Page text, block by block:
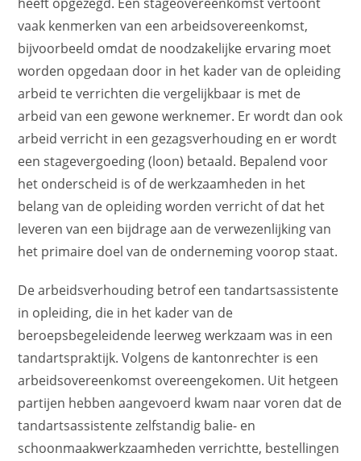
vaak kenmerken van een arbeidsovereenkomst,
bijvoorbeeld omdat de noodzakelijke ervaring moet
worden opgedaan door in het kader van de opleiding
arbeid te verrichten die vergelijkbaar is met de
arbeid van een gewone werknemer. Er wordt dan ook
arbeid verricht in een gezagsverhouding en er wordt
een stagevergoeding (loon) betaald. Bepalend voor
het onderscheid is of de werkzaamheden in het
belang van de opleiding worden verricht of dat het
leveren van een bijdrage aan de verwezenlijking van
het primaire doel van de onderneming voorop staat.
De arbeidsverhouding betrof een tandartsassistente
in opleiding, die in het kader van de
beroepsbegeleidende leerweg werkzaam was in een
tandartspraktijk. Volgens de kantonrechter is een
arbeidsovereenkomst overeengekomen. Uit hetgeen
partijen hebben aangevoerd kwam naar voren dat de
tandartsassistente zelfstandig balie- en
schoonmaakwerkzaamheden verrichtte, bestellingen